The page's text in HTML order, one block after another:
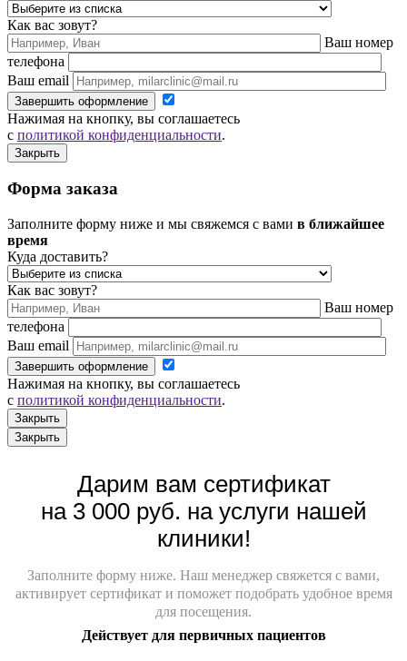
Как вас зовут?
Ваш номер
телефона
Ваш email
Завершить оформление
Нажимая на кнопку, вы соглашаетесь
с политикой конфиденциальности.
Закрыть
Форма заказа
Заполните форму ниже и мы свяжемся с вами в ближайшее
время
Куда доставить?
Как вас зовут?
Ваш номер
телефона
Ваш email
Завершить оформление
Нажимая на кнопку, вы соглашаетесь
с политикой конфиденциальности.
Закрыть
Закрыть
Дарим вам сертификат
на 3 000 руб. на услуги нашей
клиники!
Заполните форму ниже. Наш менеджер свяжется с вами,
активирует сертификат и поможет подобрать удобное время
для посещения.
Действует для первичных пациентов